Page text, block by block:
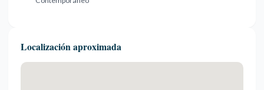
Localización aproximada